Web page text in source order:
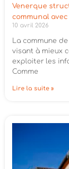
Venerque
communal avec
10 avril 2026
La commune
visant à mieux
exploiter les
Comme
Lire la suite »